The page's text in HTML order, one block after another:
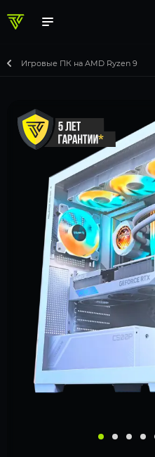
Игровые ПК на AMD Ryzen 9